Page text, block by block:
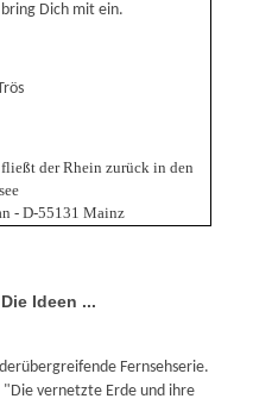
Dich mit ein.
der Rhein zurück in den
- D-55131 Mainz
Die Ideen ...
Fernsehserie.
vernetzte Erde und ihre